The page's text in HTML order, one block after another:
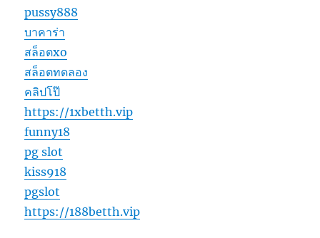
pussy888
บาคาร่า
สล็อตxo
สล็อตทดลอง
คลิปโป๊
https://1xbetth.vip
funny18
pg slot
kiss918
pgslot
https://188betth.vip